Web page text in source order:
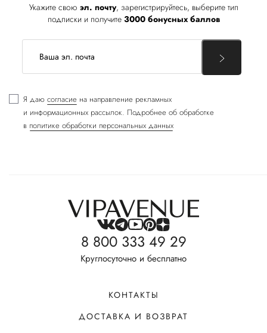
Укажите свою эл. почту, зарегистрируйтесь, выберите тип
подписки и получите 3000 бонусных баллов
Я даю согласие на направление рекламных
и информационных рассылок. Подробнее об обработке
в политике обработки персональных данных
8 800 333 49 29
Круглосуточно и бесплатно
КОНТАКТЫ
ДОСТАВКА И ВОЗВРАТ